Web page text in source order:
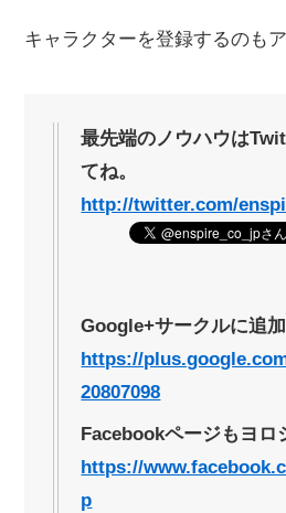
キャラクターを登録するのもア
最先端のノウハウは
てね。
http://twitter.com/
Google+サークルに追
https://
20807098
Facebookページもヨロ
https://
p